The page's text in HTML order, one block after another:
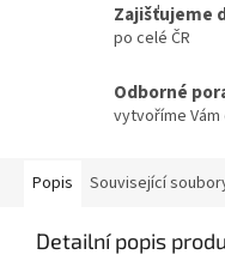
Zajišťujeme
po celé ČR
Odborné
vytvoříme Vám
Popis Související
Detailní popis